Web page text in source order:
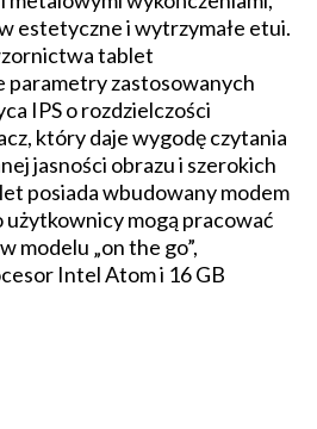
estetyczne i wytrzymałe etui.
tablet
parametry zastosowanych
IPS o rozdzielczości
który daje wygodę czytania
jasności obrazu i szerokich
posiada wbudowany modem
użytkownicy mogą pracować
modelu „on the go”,
Intel Atom i 16 GB